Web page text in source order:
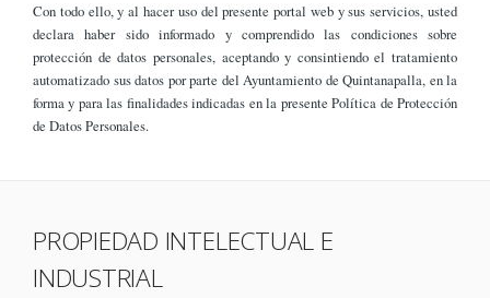
Con todo ello, y al hacer uso del presente portal web y sus servicios, usted
declara haber sido informado y comprendido las condiciones sobre
protección de datos personales, aceptando y consintiendo el tratamiento
automatizado sus datos por parte del Ayuntamiento de Quintanapalla, en la
forma y para las finalidades indicadas en la presente Política de Protección
de Datos Personales.
PROPIEDAD INTELECTUAL E
INDUSTRIAL